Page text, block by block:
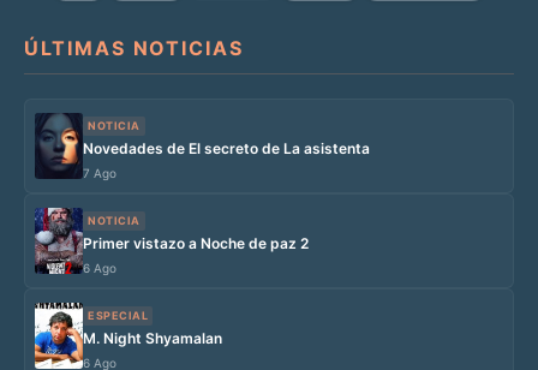
ÚLTIMAS NOTICIAS
NOTICIA
Novedades de El secreto de La asistenta
7 Ago
NOTICIA
Primer vistazo a Noche de paz 2
6 Ago
ESPECIAL
M. Night Shyamalan
6 Ago